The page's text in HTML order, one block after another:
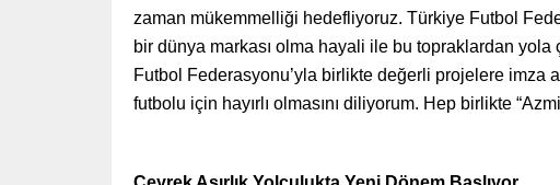
zaman mükemmelliği hedefliyoruz. Türkiye Futbol
bir dünya markası olma hayali ile bu topraklardan
Futbol Federasyonu’yla birlikte değerli projelere imza
futbolu için hayırlı olmasını diliyorum. Hep birlikte